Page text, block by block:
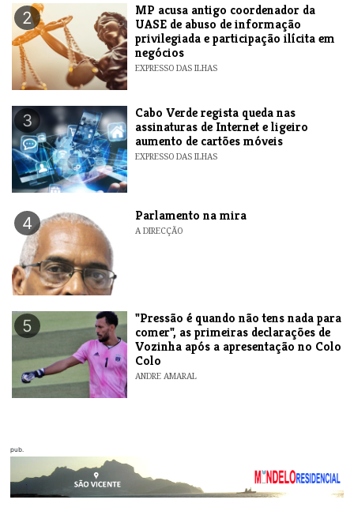
2
MP acusa antigo coordenador da
UASE de abuso de informação
privilegiada e participação ilícita em
negócios
EXPRESSO DAS ILHAS
3
Cabo Verde regista queda nas
assinaturas de Internet e ligeiro
aumento de cartões móveis
EXPRESSO DAS ILHAS
4 Parlamento na mira
A DIRECÇÃO
5
"Pressão é quando não tens nada para
comer", as primeiras declarações de
Vozinha após a apresentação no Colo
Colo
ANDRE AMARAL
pub.